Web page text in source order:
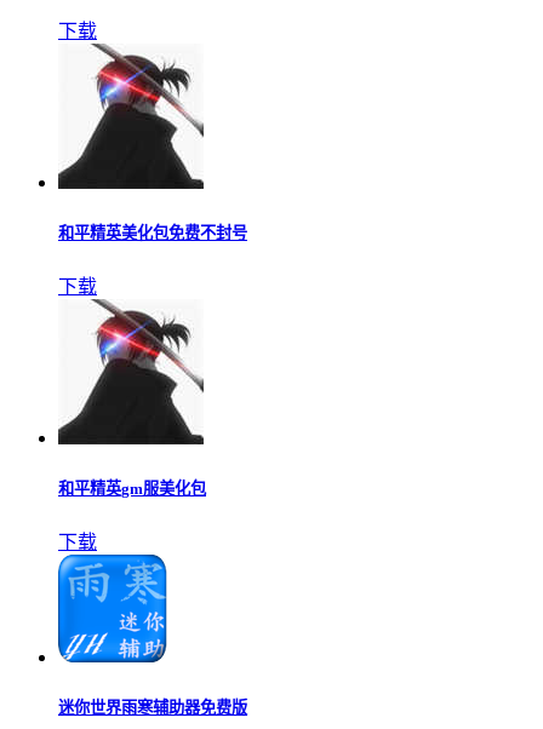
下载
和平精英美化包免费不封号
下载
和平精英gm服美化包
下载
迷你世界雨寒辅助器免费版